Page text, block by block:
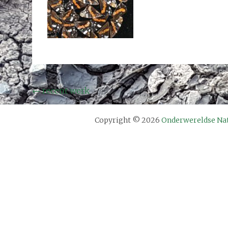
Bericht
navigatie
←recent werk
Copyright © 2026 Onderwereldse